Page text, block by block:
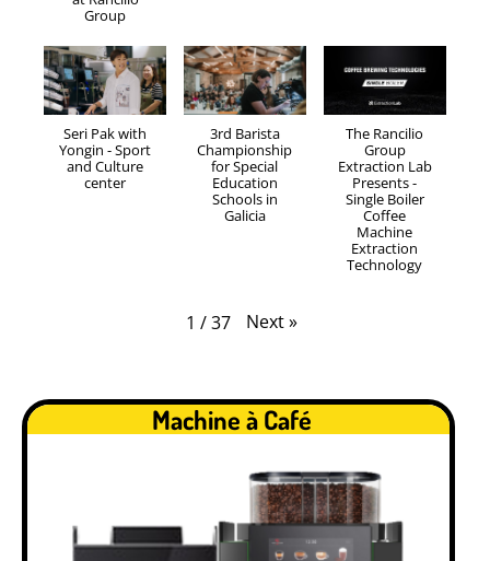
Group
Seri Pak with
Yongin - Sport
and Culture
center
3rd Barista
Championship
for Special
Education
Schools in
Galicia
The Rancilio
Group
Extraction Lab
Presents -
Single Boiler
Coffee
Machine
Extraction
Technology
1 /37 Next»
Machine à Café